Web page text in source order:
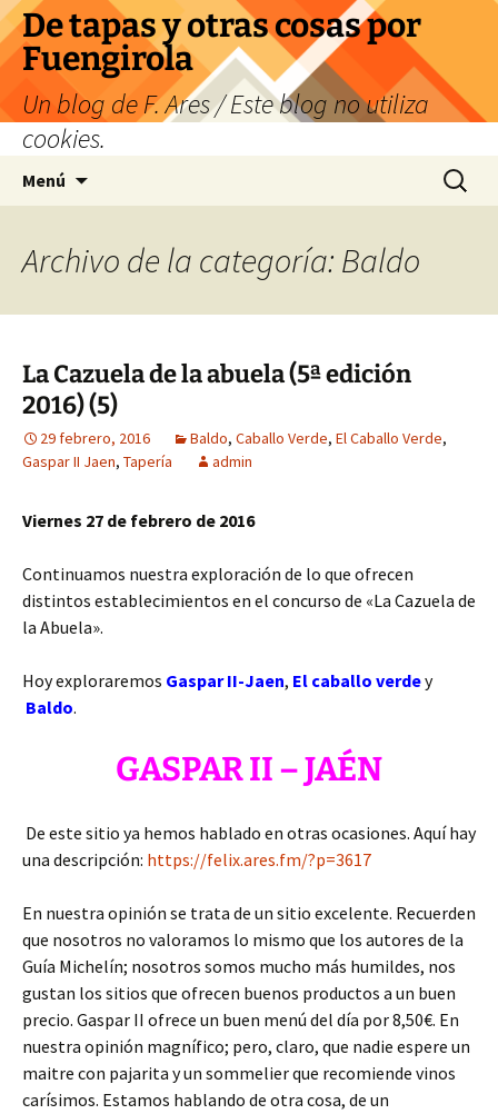
Saltar
al
contenido
De tapas y otras cosas por
Fuengirola
Un blog de F. Ares / Este blog no utiliza
cookies.
Menú Buscar:
Archivo de la categoría: Baldo
La Cazuela de la abuela (5ª edición
2016) (5)
29 febrero, 2016 Baldo, Caballo Verde, El Caballo Verde,
Gaspar II Jaen, Tapería admin
Viernes 27 de febrero de 2016
Continuamos nuestra exploración de lo que ofrecen
distintos establecimientos en el concurso de «La Cazuela de
la Abuela».
Hoy exploraremos Gaspar II-Jaen, El caballo verdey
Baldo.
GASPAR II – JAÉN
De este sitio ya hemos hablado en otras ocasiones. Aquí hay
una descripción: https://felix.ares.fm/?p=3617
En nuestra opinión se trata de un sitio excelente. Recuerden
que nosotros no valoramos lo mismo que los autores de la
Guía Michelín; nosotros somos mucho más humildes, nos
gustan los sitios que ofrecen buenos productos a un buen
precio. Gaspar II ofrece un buen menú del día por 8,50€. En
nuestra opinión magnífico; pero, claro, que nadie espere un
maitre con pajarita y un sommelier que recomiende vinos
carísimos. Estamos hablando de otra cosa, de un